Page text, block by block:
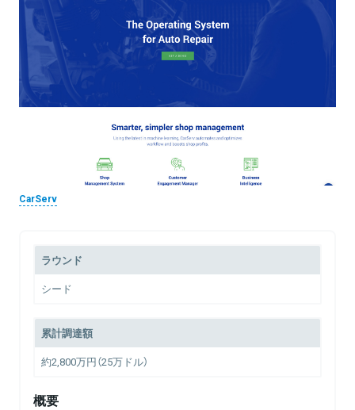
CarServ
ラウンド
シード
累計調達額
約2,800万円（25万ドル）
概要